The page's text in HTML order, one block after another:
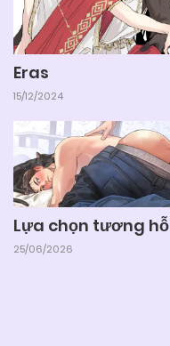
Eras
15/12/2024
Lựa chọn tương hỗ
25/06/2026